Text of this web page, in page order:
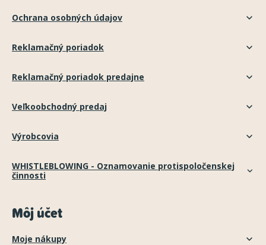
Ochrana osobných údajov
Reklamačný poriadok
Reklamačný poriadok predajne
Veľkoobchodný predaj
Výrobcovia
WHISTLEBLOWING - Oznamovanie protispoločenskej
činnosti
Môj účet
Moje nákupy